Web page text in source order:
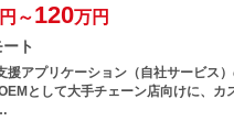
～120万円
ト
援アプリケーション（自社サービス
として大手チェーン店向けに、カ